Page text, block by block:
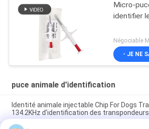
Micro-
identifier
Négociable
- JE NE
puce animale d'identification
Identité animale injectable Chip For Dogs
134.2KHz d'identification des transpondeurs